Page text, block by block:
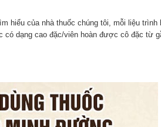
hiểu của nhà thuốc chúng tôi, mỗi liệu trình
có dạng cao đặc/viên hoàn được cô đặc từ